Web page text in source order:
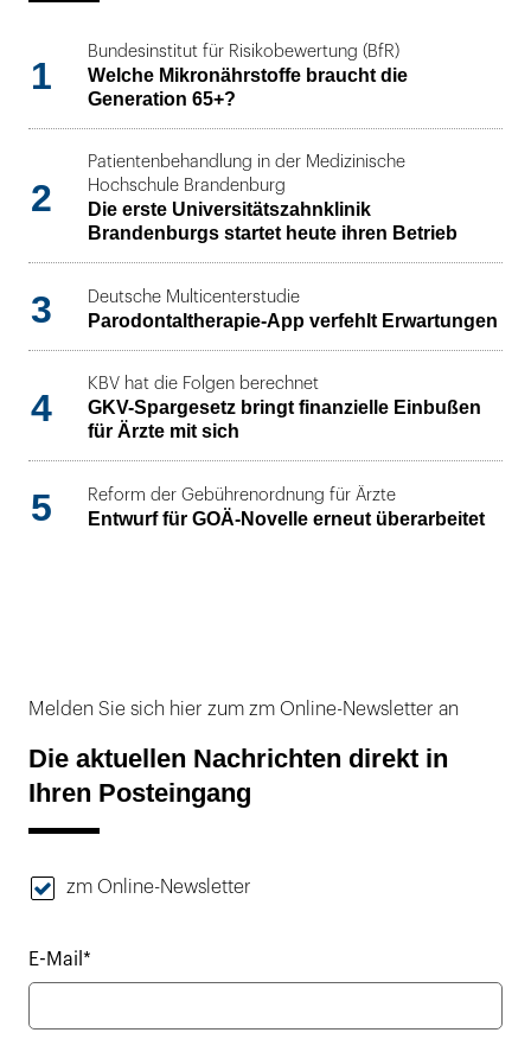
1
Bundesinstitut für Risikobewertung (BfR)
Welche Mikronährstoffe braucht die
Generation 65+?
2
Patientenbehandlung in der Medizinische
Hochschule Brandenburg
Die erste Universitätszahnklinik
Brandenburgs startet heute ihren Betrieb
3 Deutsche Multicenterstudie
Parodontaltherapie-App verfehlt Erwartungen
4
KBV hat die Folgen berechnet
GKV-Spargesetz bringt finanzielle Einbußen
für Ärzte mit sich
5 Reform der Gebührenordnung für Ärzte
Entwurf für GOÄ-Novelle erneut überarbeitet
Melden Sie sich hier zum zm Online-Newsletter an
Die aktuellen Nachrichten direkt in
Ihren Posteingang
zm Online-Newsletter
E-Mail*